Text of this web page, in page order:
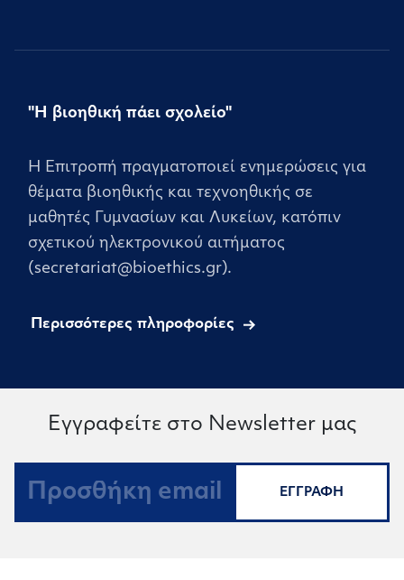
"Η βιοηθική πάει σχολείο"
Η Επιτροπή πραγματοποιεί ενημερώσεις για
θέματα βιοηθικής και τεχνοηθικής σε
μαθητές Γυμνασίων και Λυκείων, κατόπιν
σχετικού ηλεκτρονικού αιτήματος
(secretariat@bioethics.gr).
Περισσότερες πληροφορίες
Εγγραφείτε στο Newsletter μας
ΕΓΓΡΑΦΗ